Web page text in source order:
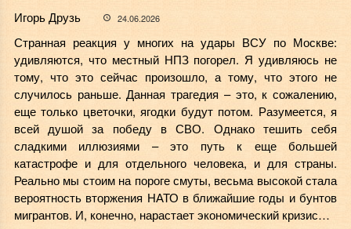
Игорь Друзь 24.06.2026
Странная реакция у многих на удары ВСУ по Москве:
удивляются, что местный НПЗ погорел. Я удивляюсь не
тому, что это сейчас произошло, а тому, что этого не
случилось раньше. Данная трагедия – это, к сожалению,
еще только цветочки, ягодки будут потом. Разумеется, я
всей душой за победу в СВО. Однако тешить себя
сладкими иллюзиями – это путь к еще большей
катастрофе и для отдельного человека, и для страны.
Реально мы стоим на пороге смуты, весьма высокой стала
вероятность вторжения НАТО в ближайшие годы и бунтов
мигрантов. И, конечно, нарастает экономический кризис…